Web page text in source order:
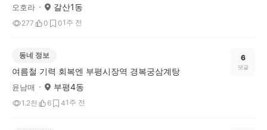
오호라 갈산1동
277 0 01주 전
동네 정보
여름철 기력 회복엔 부평시장역 경복궁삼계탕
윤남매 부평4동
1.2천 6 41주 전
6
댓글